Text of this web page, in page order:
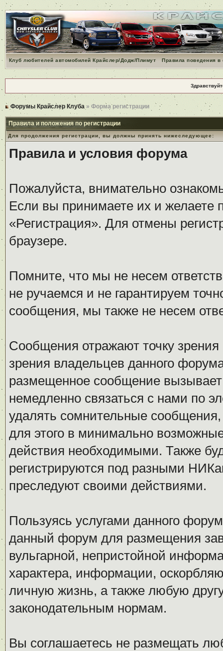
Клуб любителей автомобилей Крайслер/Додж/Плимут Правила поведения
Форумы Крайслер Клуба » Форма регистрации
Правила и положения по регистрации
Для продолжения регистрации, вы должны принять нижеследующее:
Правила и условия форума
Пожалуйста, внимательно
Если вы принимаете их и желаете
«Регистрация». Для отмены
браузере.
Помните, что мы не несем
не ручаемся и не гарантируем
сообщения, мы также не несем
Сообщения отражают точку
зрения владельцев данного
размещенное сообщение
немедленно связаться с нами по
удалять сомнительные
для этого в минимально
действия необходимыми. Также
регистрируются под разными
преследуют своими действиями.
Пользуясь услугами данного
данный форум для размещения
вульгарной, непристойной
характера, информации,
личную жизнь, а также любую
законодательным нормам.
Вы соглашаетесь не размещать